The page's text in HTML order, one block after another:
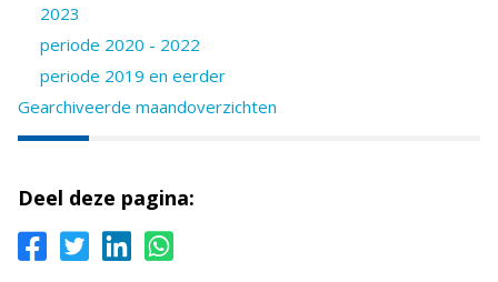
2023
periode 2020 - 2022
periode 2019 en eerder
Gearchiveerde maandoverzichten
Deel deze pagina: